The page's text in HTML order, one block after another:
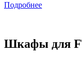
Подробнее
Шкафы для